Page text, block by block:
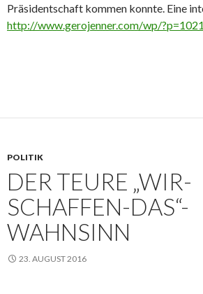
Präsidentschaft kommen konnte. Eine
http://www.gerojenner.com/wp/?p=1021
POLITIK
DER TEURE „WIR-
SCHAFFEN-DAS“-
WAHNSINN
23. AUGUST 2016